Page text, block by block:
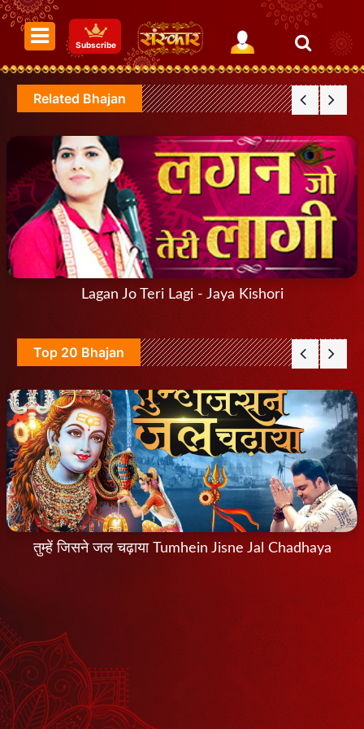
Subscribe
Related Bhajan
Lagan Jo Teri Lagi - Jaya Kishori
Top 20 Bhajan
तुम्हें जिसने जल चढ़ाया Tumhein Jisne Jal Chadhaya